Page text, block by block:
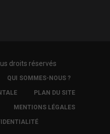
droits réservés
QUI SOMMES-NOUS ?
PLAN DU SITE
MENTIONS LÉGALES